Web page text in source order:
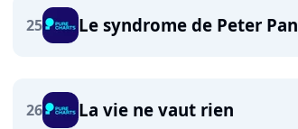
25 Le syndrome de Peter Pan
26 La vie ne vaut rien